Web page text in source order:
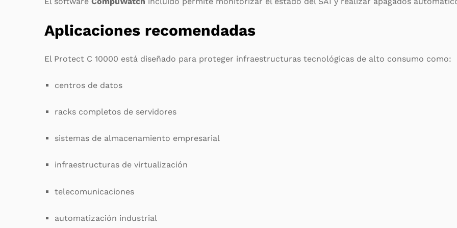
Aplicaciones recomendadas
El Protect C 10000 está diseñado para proteger infraestructuras tecnológicas de alto consumo como:
centros de datos
racks completos de servidores
sistemas de almacenamiento empresarial
infraestructuras de virtualización
telecomunicaciones
automatización industrial